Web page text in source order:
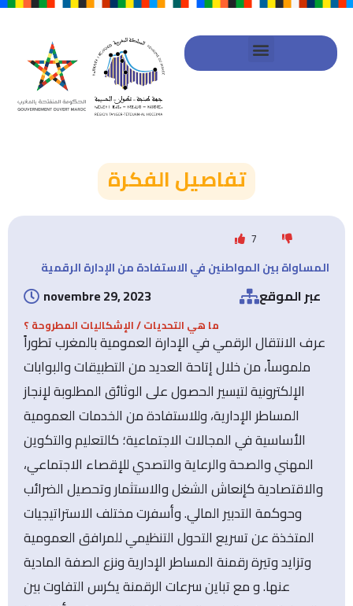
تفاصيل الفكرة
7
المساواة بين المواطنين في الاستفادة من الإدارة الرقمية
عبر الموقع novembre 29, 2023
ما هي التحديات / الإشكاليات المطروحة ؟
عرف الانتقال الرقمي في الإدارة العمومية بالمغرب تطوراً
ملموساً، من خلال إتاحة العديد من التطبيقات والبوابات
الإلكترونية لتيسير الحصول على الوثائق المطلوبة لإنجاز
المساطر الإدارية، وللاستفادة من الخدمات العمومية
الأساسية في المجالات الاجتماعية؛ كالتعليم والتكوين
المهني والصحة والرعاية والتصدي للإقصاء الاجتماعي،
والاقتصادية كإنعاش الشغل والاستثمار وتحصيل الضرائب
وحوكمة التدبير المالي. وأسفرت مختلف الاستراتيجيات
المتخذة عن تسريع التحول التنظيمي للمرافق العمومية
وتزايد وتيرة رقمنة المساطر الإدارية ونزع الصفة المادية
عنها. و مع تباين سرعات الرقمنة يكرس التفاوت بين